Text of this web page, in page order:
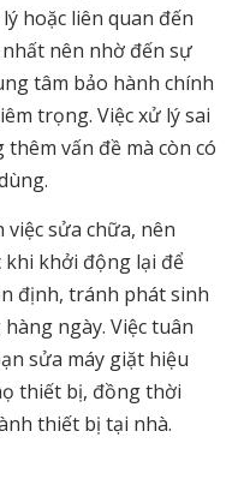
hoặc liên quan đến
nên nhờ đến sự
tâm bảo hành chính
trọng. Việc xử lý sai
vấn đề mà còn có
sửa chữa, nên
khởi động lại để
định, tránh phát sinh
ngày. Việc tuân
sửa máy giặt hiệu
thiết bị, đồng thời
thiết bị tại nhà.